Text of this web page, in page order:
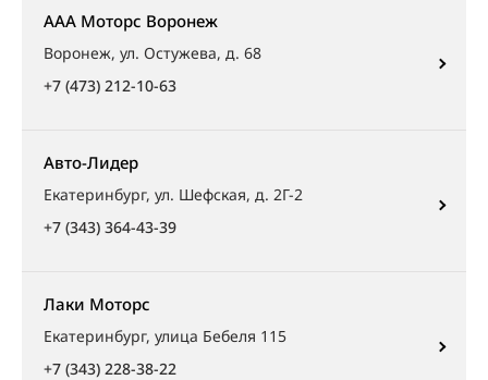
ААА Моторс Воронеж
Воронеж, ул. Остужева, д. 68
+7 (473) 212-10-63
Авто-Лидер
Екатеринбург, ул. Шефская, д. 2Г-2
+7 (343) 364-43-39
Лаки Моторс
Екатеринбург, улица Бебеля 115
+7 (343) 228-38-22